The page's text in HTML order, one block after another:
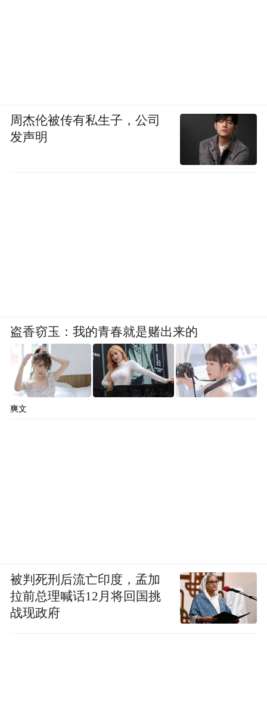
周杰伦被传有私生子，公司
发声明
盗香窃玉：我的青春就是赌出来的
爽文
被判死刑后流亡印度，孟加
拉前总理喊话12月将回国挑
战现政府